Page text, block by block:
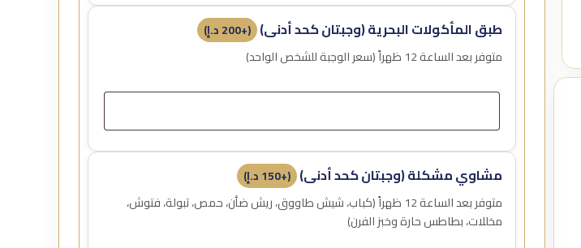
طبق المأكولات البحرية (وجبتان كحد أدنى) (+
200د.إ)
متوفر بعد الساعة 12 ظهراً (سعر الوجبة للشخص الواحد)
مشاوي مشكلة (وجبتان كحد أدنى) (+
150د.إ)
متوفر بعد الساعة 12 ظهراً (كباب، شيش طاووق، ريش ضأن، حمص، تبولة، فتوش،
مخللات، بطاطس حارة وخبز الفرن)